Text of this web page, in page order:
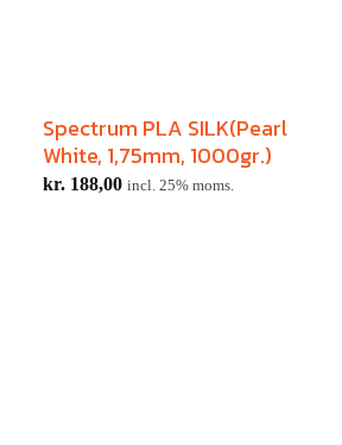
Spectrum PLA SILK(Pearl
White, 1,75mm, 1000gr.)
kr. 188,00 incl. 25% moms.